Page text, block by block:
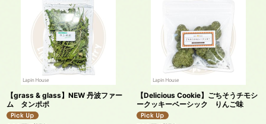
【grass & glass】NEW 丹波ファー
ム タンポポ
【Delicious Cookie】ごちそうチモシ
ークッキーベーシック りんご味